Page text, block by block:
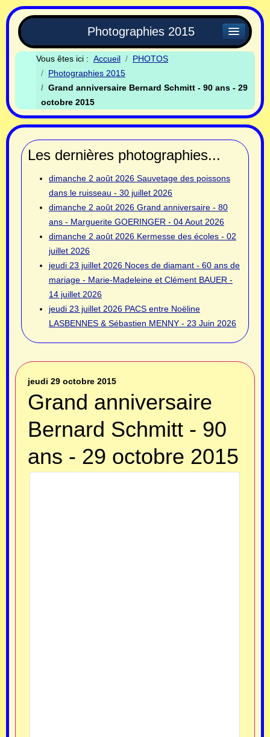
Photographies 2015
Vous êtes ici : Accueil
PHOTOS
Photographies 2015
Grand anniversaire Bernard Schmitt - 90 ans - 29
octobre 2015
Les dernières photographies...
dimanche 2 août 2026 Sauvetage des poissons
dans le ruisseau - 30 juillet 2026
dimanche 2 août 2026 Grand anniversaire - 80
ans - Marguerite GOERINGER - 04 Aout 2026
dimanche 2 août 2026 Kermesse des écoles - 02
juillet 2026
jeudi 23 juillet 2026 Noces de diamant - 60 ans de
mariage - Marie-Madeleine et Clément BAUER -
14 juillet 2026
jeudi 23 juillet 2026 PACS entre Noëline
LASBENNES & Sébastien MENNY - 23 Juin 2026
jeudi 29 octobre 2015
Grand anniversaire
Bernard Schmitt - 90
ans - 29 octobre 2015